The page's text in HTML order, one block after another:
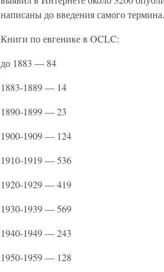
написаны до введения самого термина.
Книги по евгенике в OCLC:
до 1883 — 84
1883-1889 — 14
1890-1899 — 23
1900-1909 — 124
1910-1919 — 536
1920-1929 — 419
1930-1939 — 569
1940-1949 — 243
1950-1959 — 128